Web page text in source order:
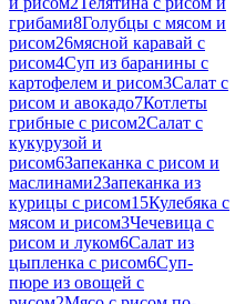
грибами8Голубцы с мясом и
рисом26мясной каравай с
рисом4Суп из баранины с
картофелем и рисом3Салат с
рисом и авокадо7Котлеты
грибные с рисом2Салат с
кукурузой и
рисом6Запеканка с рисом и
маслинами2Запеканка из
курицы с рисом15Кулебяка с
мясом и рисом3Чечевица с
рисом и луком6Салат из
цыпленка с рисом6Суп-
пюре из овощей с